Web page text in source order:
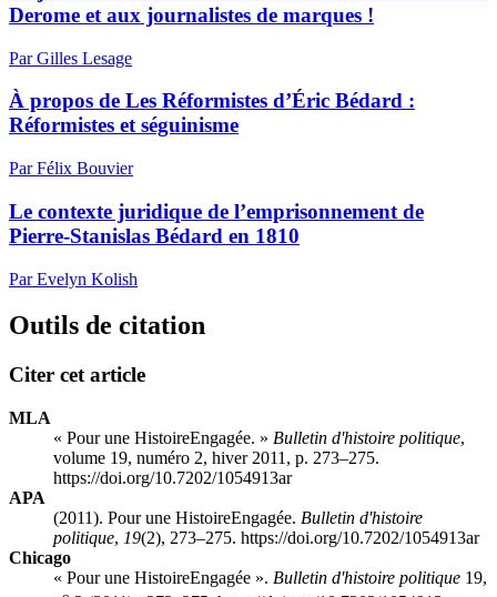
Derome et aux journalistes de marques !
Par Gilles Lesage
À propos de Les Réformistes d’Éric Bédard :
Réformistes et séguinisme
Par Félix Bouvier
Le contexte juridique de l’emprisonnement de
Pierre-Stanislas Bédard en 1810
Par Evelyn Kolish
Outils de citation
Citer cet article
MLA
« Pour une HistoireEngagée. » Bulletin d'histoire politique,
volume 19, numéro 2, hiver 2011, p. 273–275.
https://doi.org/10.7202/1054913ar
APA
(2011). Pour une HistoireEngagée. Bulletin d'histoire
politique, 19(2), 273–275. https://doi.org/10.7202/1054913ar
Chicago
« Pour une HistoireEngagée ». Bulletin d'histoire politique 19,